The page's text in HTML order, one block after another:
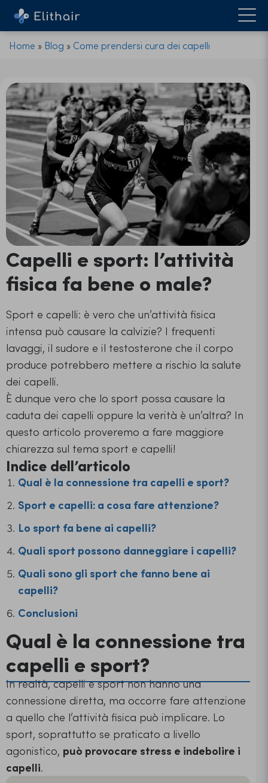
Home » Blog » Come prendersi cura dei capelli
Capelli e sport: l’attività
fisica fa bene o male?
Sport e capelli: è vero che un’attività fisica
intensa può causare la calvizie? I frequenti
lavaggi, il sudore e il testosterone che il corpo
produce potrebbero mettere a rischio la salute
dei capelli.
È dunque vero che lo sport possa causare la
caduta dei capelli oppure la verità è un’altra? In
questo articolo proveremo a fare maggiore
chiarezza sul tema sport e capelli!
Indice dell’articolo
Qual è la connessione tra capelli e sport?
Sport e capelli: a cosa fare attenzione?
Lo sport fa bene ai capelli?
Quali sport possono danneggiare i capelli?
Quali sono gli sport che fanno bene ai
capelli?
Conclusioni
Qual è la connessione tra
capelli e sport?
In realtà, capelli e sport non hanno una
connessione diretta, ma occorre fare attenzione
a quello che l’attività fisica può implicare. Lo
sport, soprattutto se praticato a livello
agonistico, può provocare stress e indebolire i
capelli.